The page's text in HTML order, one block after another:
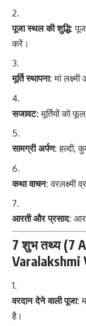
पूजा स्थल की शुद्धि:
करें।
मूर्ति स्थापना: मां
सजावट: मूर्तियों को
सामग्री अर्पण: हल्दी,
कथा वाचन: वरलक्ष्मी
आरती और प्रसाद:
7 शुभ तथ्य (7
Varalakshmi
वरदान देने वाली पूजा:
है।